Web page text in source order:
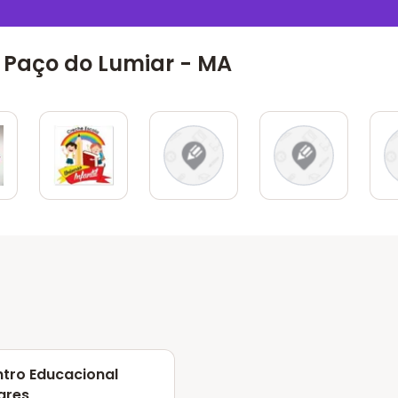
do Lumiar - MA
Educacional